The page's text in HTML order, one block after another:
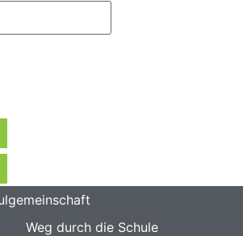
Weg durch die Schule